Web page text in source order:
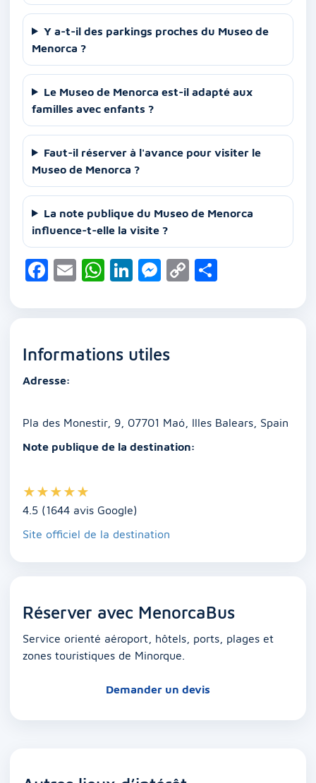
Y a-t-il des parkings proches du Museo de
Menorca ?
Le Museo de Menorca est-il adapté aux
familles avec enfants ?
Faut-il réserver à l'avance pour visiter le
Museo de Menorca ?
La note publique du Museo de Menorca
influence-t-elle la visite ?
F
c
b
o
k
E
ai
W
at
A
Li
k
dI
M
ss
n
C
p ta
Informations utiles
Adresse:
Pla des Monestir, 9, 07701 Maó, Illes Balears, Spain
Note publique de la destination:
★★★★★
4.5 (1644 avis Google)
Site officiel de la destination
Réserver avec MenorcaBus
Service orienté aéroport, hôtels, ports, plages et
zones touristiques de Minorque.
Demander un devis